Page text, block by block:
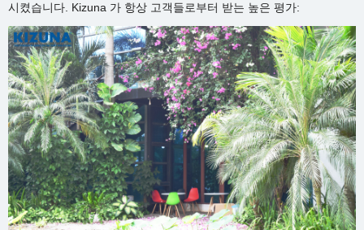
시켰습니다. Kizuna 가 항상 고객들로부터 받는 높은 평가: